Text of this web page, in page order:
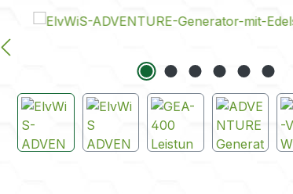
Bildergalerie überspringen